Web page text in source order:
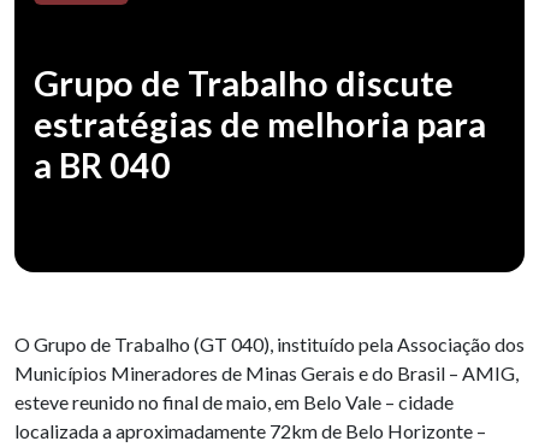
Grupo de Trabalho discute
estratégias de melhoria para
a BR 040
O Grupo de Trabalho (GT 040), instituído pela Associação dos
Municípios Mineradores de Minas Gerais e do Brasil – AMIG,
esteve reunido no final de maio, em Belo Vale – cidade
localizada a aproximadamente 72km de Belo Horizonte –